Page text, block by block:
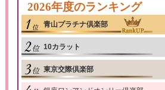
2026年度のランキング
青山プラチナ倶楽部
10カラット
東京交際倶楽部